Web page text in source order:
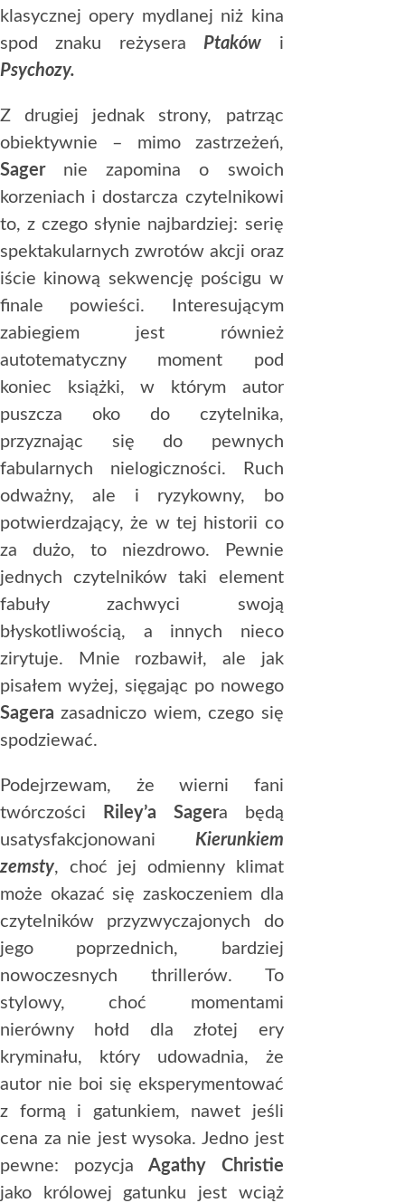
klasycznej opery mydlanej niż kina
spod znaku reżyseraPtaków i
Psychozy.
Z drugiej jednak strony, patrząc
obiektywnie – mimo zastrzeżeń,
Sager nie zapomina o swoich
korzeniach i dostarcza czytelnikowi
to, z czego słynie najbardziej: serię
spektakularnych zwrotów akcji oraz
iście kinową sekwencję pościgu w
finale powieści. Interesującym
zabiegiem jest również
autotematyczny moment pod
koniec książki, w którym autor
puszcza oko do czytelnika,
przyznając się do pewnych
fabularnych nielogiczności. Ruch
odważny, ale i ryzykowny, bo
potwierdzający, że w tej historii co
za dużo, to niezdrowo. Pewnie
jednych czytelników taki element
fabuły zachwyci swoją
błyskotliwością, a innych nieco
zirytuje. Mnie rozbawił, ale jak
pisałem wyżej, sięgając po nowego
Sagera zasadniczo wiem, czego się
spodziewać.
Podejrzewam, że wierni fani
twórczości
Riley’a Sagera będą
usatysfakcjonowani Kierunkiem
zemsty, choć jej odmienny klimat
może okazać się zaskoczeniem dla
czytelników przyzwyczajonych do
jego poprzednich, bardziej
nowoczesnych thrillerów. To
stylowy, choć momentami
nierówny hołd dla złotej ery
kryminału, który udowadnia, że
autor nie boi się eksperymentować
z formą i gatunkiem, nawet jeśli
cena za nie jest wysoka. Jedno jest
pewne: pozycjaAgathy Christie
jako królowej gatunku jest wciąż